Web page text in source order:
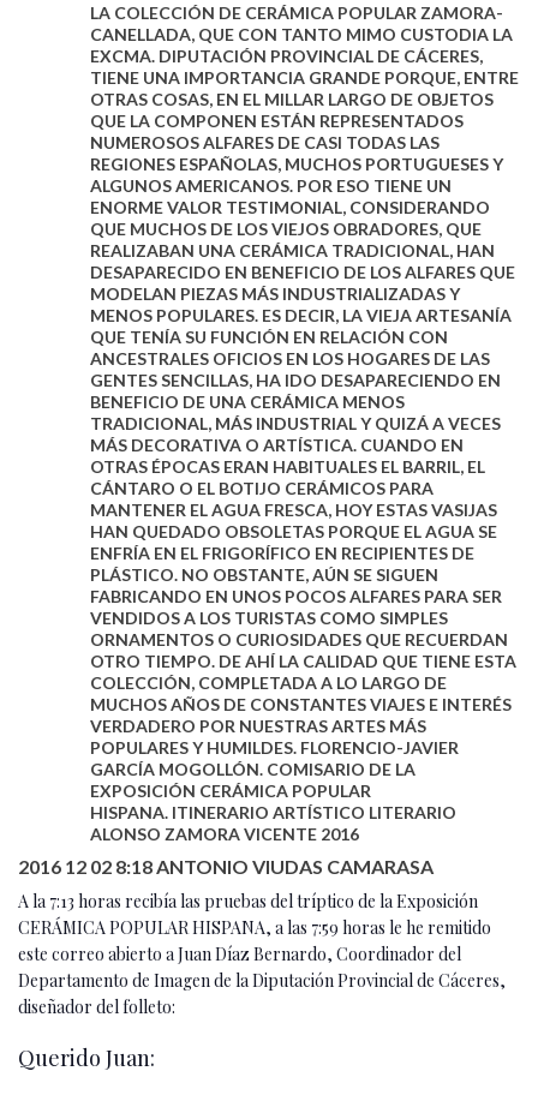
LA COLECCIÓN DE CERÁMICA POPULAR ZAMORA-
CANELLADA, QUE CON TANTO MIMO CUSTODIA LA
EXCMA. DIPUTACIÓN PROVINCIAL DE CÁCERES,
TIENE UNA IMPORTANCIA GRANDE PORQUE, ENTRE
OTRAS COSAS, EN EL MILLAR LARGO DE OBJETOS
QUE LA COMPONEN ESTÁN REPRESENTADOS
NUMEROSOS ALFARES DE CASI TODAS LAS
REGIONES ESPAÑOLAS, MUCHOS PORTUGUESES Y
ALGUNOS AMERICANOS. POR ESO TIENE UN
ENORME VALOR TESTIMONIAL, CONSIDERANDO
QUE MUCHOS DE LOS VIEJOS OBRADORES, QUE
REALIZABAN UNA CERÁMICA TRADICIONAL, HAN
DESAPARECIDO EN BENEFICIO DE LOS ALFARES QUE
MODELAN PIEZAS MÁS INDUSTRIALIZADAS Y
MENOS POPULARES. ES DECIR, LA VIEJA ARTESANÍA
QUE TENÍA SU FUNCIÓN EN RELACIÓN CON
ANCESTRALES OFICIOS EN LOS HOGARES DE LAS
GENTES SENCILLAS, HA IDO DESAPARECIENDO EN
BENEFICIO DE UNA CERÁMICA MENOS
TRADICIONAL, MÁS INDUSTRIAL Y QUIZÁ A VECES
MÁS DECORATIVA O ARTÍSTICA. CUANDO EN
OTRAS ÉPOCAS ERAN HABITUALES EL BARRIL, EL
CÁNTARO O EL BOTIJO CERÁMICOS PARA
MANTENER EL AGUA FRESCA, HOY ESTAS VASIJAS
HAN QUEDADO OBSOLETAS PORQUE EL AGUA SE
ENFRÍA EN EL FRIGORÍFICO EN RECIPIENTES DE
PLÁSTICO. NO OBSTANTE, AÚN SE SIGUEN
FABRICANDO EN UNOS POCOS ALFARES PARA SER
VENDIDOS A LOS TURISTAS COMO SIMPLES
ORNAMENTOS O CURIOSIDADES QUE RECUERDAN
OTRO TIEMPO. DE AHÍ LA CALIDAD QUE TIENE ESTA
COLECCIÓN, COMPLETADA A LO LARGO DE
MUCHOS AÑOS DE CONSTANTES VIAJES E INTERÉS
VERDADERO POR NUESTRAS ARTES MÁS
POPULARES Y HUMILDES. FLORENCIO-JAVIER
GARCÍA MOGOLLÓN. COMISARIO DE LA
EXPOSICIÓN CERÁMICA POPULAR
HISPANA. ITINERARIO ARTÍSTICO LITERARIO
ALONSO ZAMORA VICENTE 2016
2016 12 02 8:18 ANTONIO VIUDAS CAMARASA
A la 7:13 horas recibía las pruebas del tríptico de la Exposición
CERÁMICA POPULAR HISPANA, a las 7:59 horas le he remitido
este correo abierto a Juan Díaz Bernardo, Coordinador del
Departamento de Imagen de la Diputación Provincial de Cáceres,
diseñador del folleto:
Querido Juan: